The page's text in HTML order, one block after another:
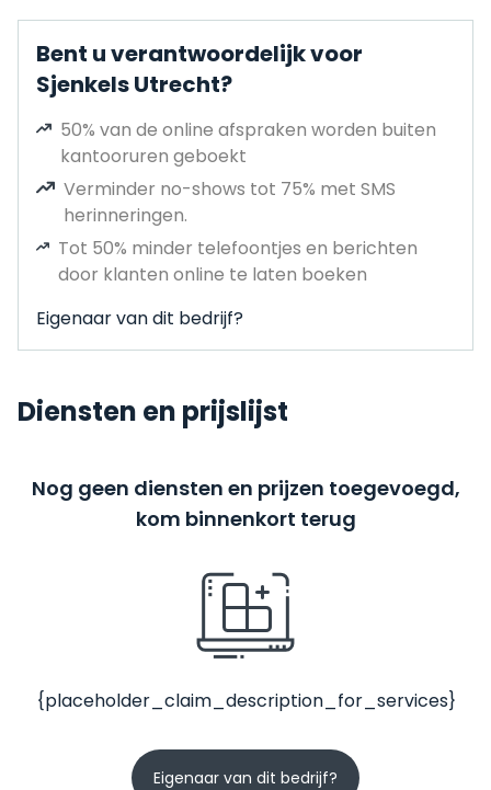
Bent u verantwoordelijk voor
Sjenkels Utrecht?
50% van de online afspraken worden buiten
kantooruren geboekt
Verminder no-shows tot 75% met SMS
herinneringen.
Tot 50% minder telefoontjes en berichten
door klanten online te laten boeken
Eigenaar van dit bedrijf?
Diensten en prijslijst
Nog geen diensten en prijzen toegevoegd,
kom binnenkort terug
{placeholder_claim_description_for_services}
Eigenaar van dit bedrijf?